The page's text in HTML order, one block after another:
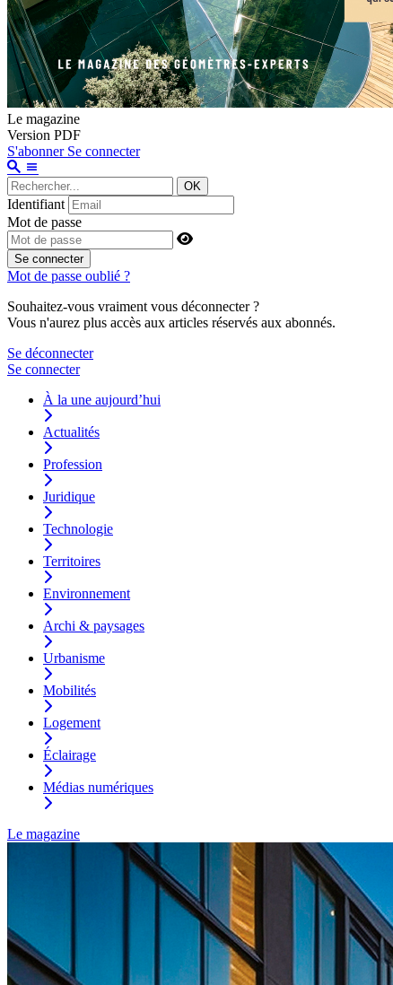
Le magazine
Version PDF
S'abonner Se connecter
OK
Identifiant
Mot de passe
Se connecter
Mot de passe oublié ?
Souhaitez-vous vraiment vous déconnecter ?
Vous n'aurez plus accès aux articles réservés aux abonnés.
Se déconnecter
Se connecter
À la une aujourd’hui
Actualités
Profession
Juridique
Technologie
Territoires
Environnement
Archi & paysages
Urbanisme
Mobilités
Logement
Éclairage
Médias numériques
Le magazine